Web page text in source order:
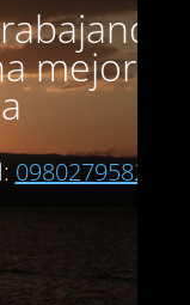
mejor
0980279582